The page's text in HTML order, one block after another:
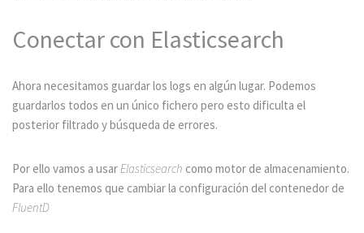
Conectar con Elasticsearch
Ahora necesitamos guardar los logs en algún lugar. Podemos
guardarlos todos en un único fichero pero esto dificulta el
posterior filtrado y búsqueda de errores.
Por ello vamos a usar Elasticsearch como motor de almacenamiento.
Para ello tenemos que cambiar la configuración del contenedor de
FluentD